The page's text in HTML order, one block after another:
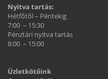
Nyitva tartás:
Hétfőtől – Péntekig
7:00 – 15:30
Pénztári nyitva tartás
8:00 – 15:00
Üzletkötőink